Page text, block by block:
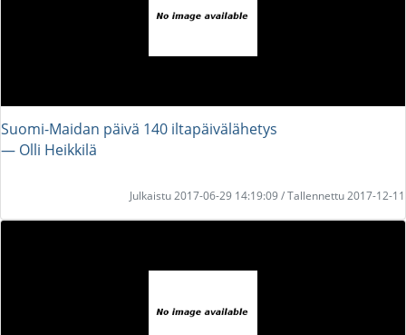
Suomi-Maidan päivä 140 iltapäivälähetys
― Olli Heikkilä
Julkaistu 2017-06-29 14:19:09 / Tallennettu 2017-12-11